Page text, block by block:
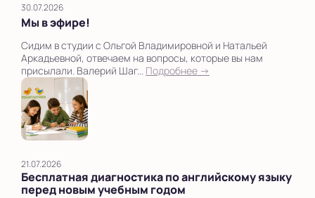
30.07.2026
Мы в эфире!
Сидим в студии с Ольгой Владимировной и Натальей
Аркадьевной, отвечаем на вопросы, которые вы нам
присылали. Валерий Шаг... Подробнее →
21.07.2026
Бесплатная диагностика по английскому языку
перед новым учебным годом